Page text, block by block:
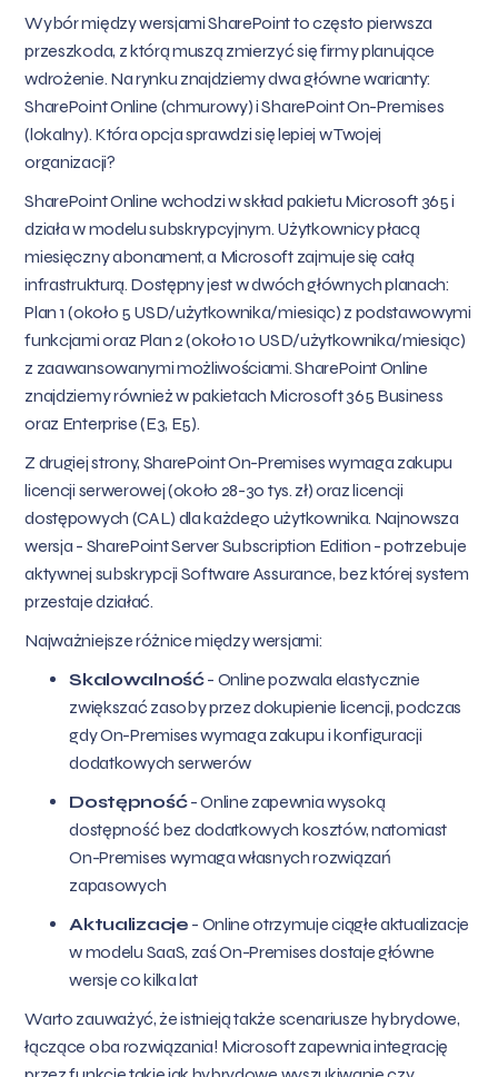
Wybór między wersjami SharePoint to często pierwsza
przeszkoda, z którą muszą zmierzyć się firmy planujące
wdrożenie. Na rynku znajdziemy dwa główne warianty:
SharePoint Online (chmurowy) i SharePoint On-Premises
(lokalny). Która opcja sprawdzi się lepiej w Twojej
organizacji?
SharePoint Online wchodzi w skład pakietu Microsoft 365 i
działa w modelu subskrypcyjnym. Użytkownicy płacą
miesięczny abonament, a Microsoft zajmuje się całą
infrastrukturą. Dostępny jest w dwóch głównych planach:
Plan 1 (około 5 USD/użytkownika/miesiąc) z podstawowymi
funkcjami oraz Plan 2 (około 10 USD/użytkownika/miesiąc)
z zaawansowanymi możliwościami. SharePoint Online
znajdziemy również w pakietach Microsoft 365 Business
oraz Enterprise (E3, E5).
Z drugiej strony, SharePoint On-Premises wymaga zakupu
licencji serwerowej (około 28-30 tys. zł) oraz licencji
dostępowych (CAL) dla każdego użytkownika. Najnowsza
wersja - SharePoint Server Subscription Edition - potrzebuje
aktywnej subskrypcji Software Assurance, bez której system
przestaje działać.
Najważniejsze różnice między wersjami:
Skalowalność- Online pozwala elastycznie
zwiększać zasoby przez dokupienie licencji, podczas
gdy On-Premises wymaga zakupu i konfiguracji
dodatkowych serwerów
Dostępność- Online zapewnia wysoką
dostępność bez dodatkowych kosztów, natomiast
On-Premises wymaga własnych rozwiązań
zapasowych
Aktualizacje - Online otrzymuje ciągłe aktualizacje
w modelu SaaS, zaś On-Premises dostaje główne
wersje co kilka lat
Warto zauważyć, że istnieją także scenariusze hybrydowe,
łączące oba rozwiązania! Microsoft zapewnia integrację